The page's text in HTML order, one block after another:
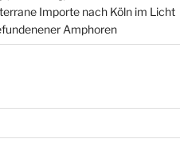
Importe nach Köln im Licht
Amphoren